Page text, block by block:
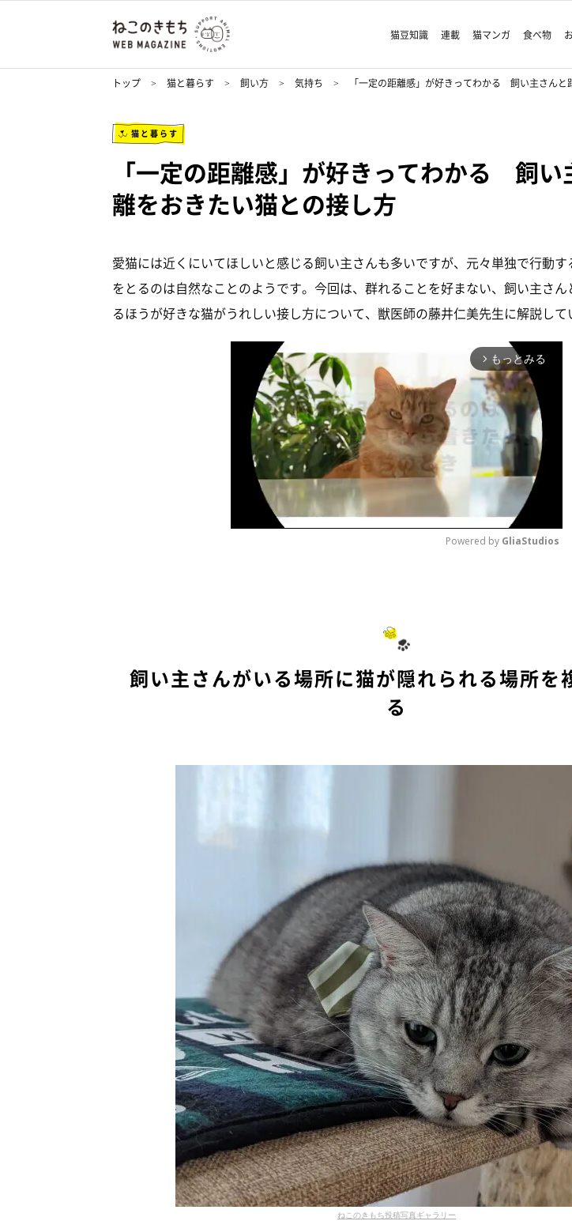
猫豆知識 連載 猫マンガ 食べ物
トップ 猫と暮らす 飼い方 気持ち 「一定の距離感」が好きってわかる 飼い主さんと
猫と暮らす
「一定の距離感」が好きってわかる 飼い
離をおきたい猫との接し方
愛猫には近くにいてほしいと感じる飼い主さんも多いですが、元々単独で行動
をとるのは自然なことのようです。今回は、群れることを好まない、飼い主さ
るほうが好きな猫がうれしい接し方について、獣医師の藤井仁美先生に解説して
arrow_forward_ios もっとみる
Powered by GliaStudios
飼い主さんがいる場所に猫が隠れられる場所を
る
ねこのきもち投稿写真ギャラリー